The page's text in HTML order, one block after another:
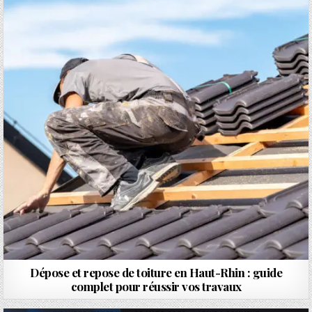
Dépose et repose de toiture en Haut-Rhin : guide
complet pour réussir vos travaux